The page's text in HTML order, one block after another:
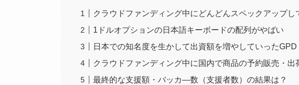
クラウドファンディング中にどんどんスペックアップ
1ドルオプションの日本語キーボードの配列がやばい
日本での知名度を生かして出資額を増やしていったGPD
クラウドファンディング中に国内で商品の予約販売・出
最終的な支援額・バッカ―数（支援者数）の結果は？